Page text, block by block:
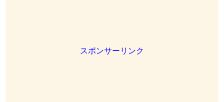
スポンサーリンク